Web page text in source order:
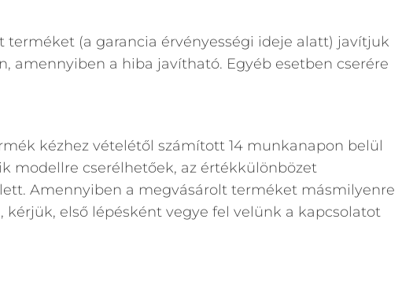
terméket (a garancia érvényességi ideje alatt) javítjuk
amennyiben a hiba javítható. Egyéb esetben cserére
kézhez vételétől számított 14 munkanapon belül
modellre cserélhetőek, az értékkülönbözet
Amennyiben a megvásárolt terméket másmilyenre
kérjük, első lépésként vegye fel velünk a kapcsolatot